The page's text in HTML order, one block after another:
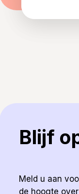
Blijf
Meld u aan
de hoogte